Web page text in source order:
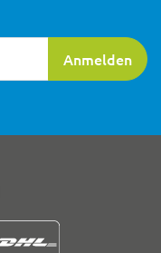
Anmelden